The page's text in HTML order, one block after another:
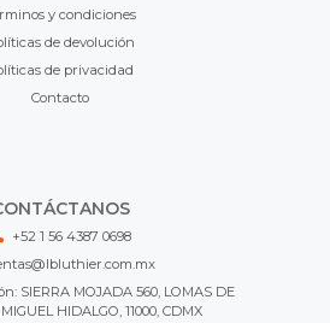
y condiciones
de devolución
de privacidad
Contacto
+52 1 56 4387 0698
SIERRA MOJADA 560, LOMAS DE
HIDALGO, 11000, CDMX